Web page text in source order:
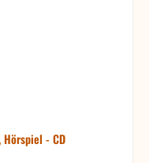
Hörspiel - CD